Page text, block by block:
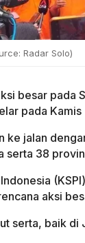
Radar Solo)
besar pada
pada
ke jalan
serta 38
aksi
serta, baik